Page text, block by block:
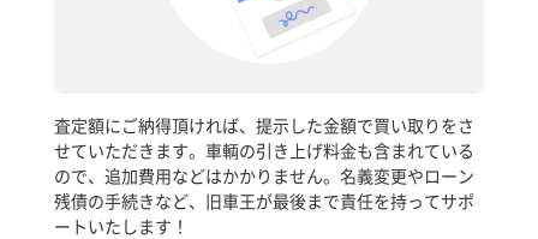
査定額にご納得頂ければ、提示した金額で買い取りをさ
せていただきます。車輌の引き上げ料金も含まれている
ので、追加費用などはかかりません。名義変更やローン
残債の手続きなど、旧車王が最後まで責任を持ってサポ
ートいたします！